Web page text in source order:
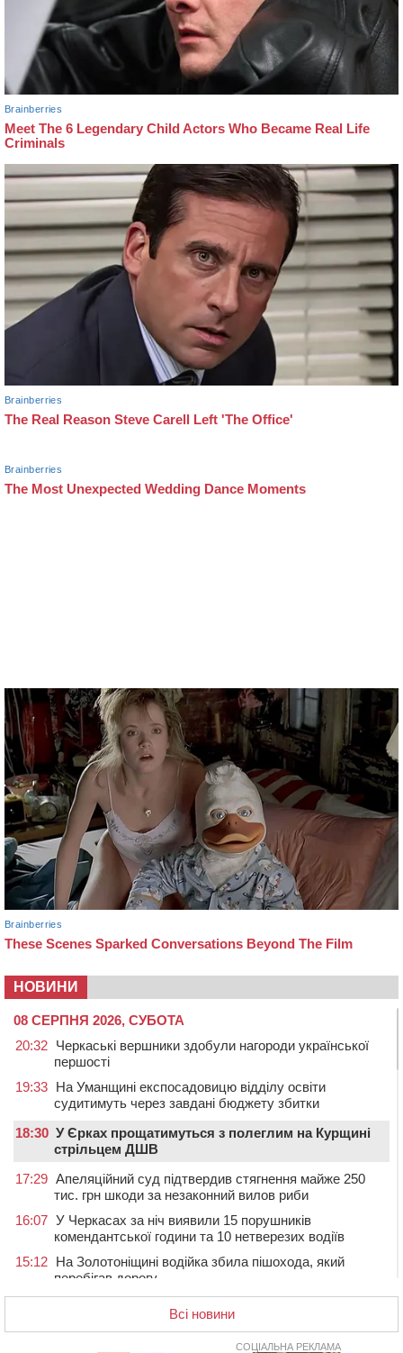
НОВИНИ
08 СЕРПНЯ 2026, СУБОТА
20:32 Черкаські вершники здобули нагороди української
першості
19:33 На Уманщині експосадовицю відділу освіти
судитимуть через завдані бюджету збитки
18:30 У Єрках прощатимуться з полеглим на Курщині
стрільцем ДШВ
17:29 Апеляційний суд підтвердив стягнення майже 250
тис. грн шкоди за незаконний вилов риби
16:07 У Черкасах за ніч виявили 15 порушників
комендантської години та 10 нетверезих водіїв
15:12 На Золотоніщині водійка збила пішохода, який
перебігав дорогу
під охорону 188-річну церкву
У Смілі біля магазину під колесами вантажівки
Всі новини
СОЦІАЛЬНА РЕКЛАМА